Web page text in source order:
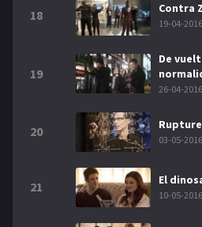
18 Contra
19-04-2016
19
De
26-04-2016
20 Rupture
03-05-2016
21 El
10-05-2016